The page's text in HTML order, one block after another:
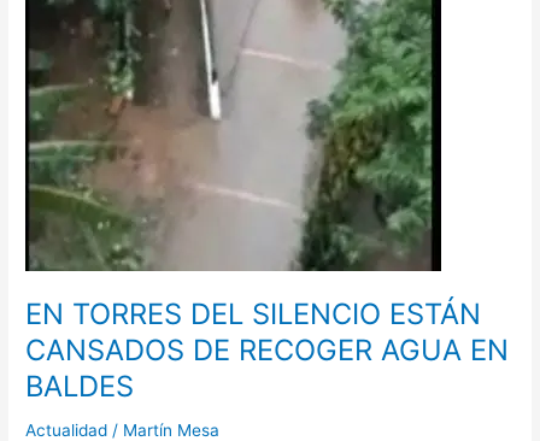
EN TORRES DEL SILENCIO ESTÁN
CANSADOS DE RECOGER AGUA EN
BALDES
Actualidad / Martín Mesa